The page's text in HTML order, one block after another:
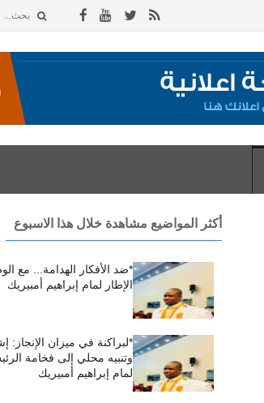
أكثر المواضيع مشاهدة خلال هذا الاسبوع
*ضد الأفكار الهدامة... مع
الإطار لمام إبراهيم أمبيريك
*لبراكنة في ميزان الإنجاز:
وتنبيه محلي إلى فخامة
لمام إبراهيم أمبيريك